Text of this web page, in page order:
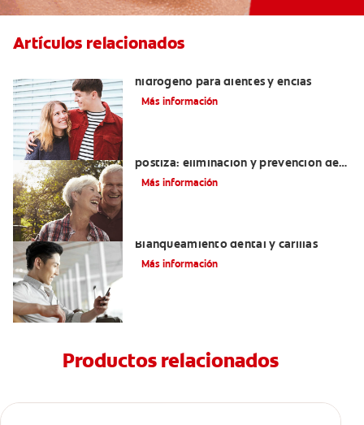
Artículos relacionados
hidrógeno para dientes y encías
Más información
postiza: eliminación y prevención de
manchas
Más información
Blanqueamiento dental y carillas
Más información
Productos relacionados